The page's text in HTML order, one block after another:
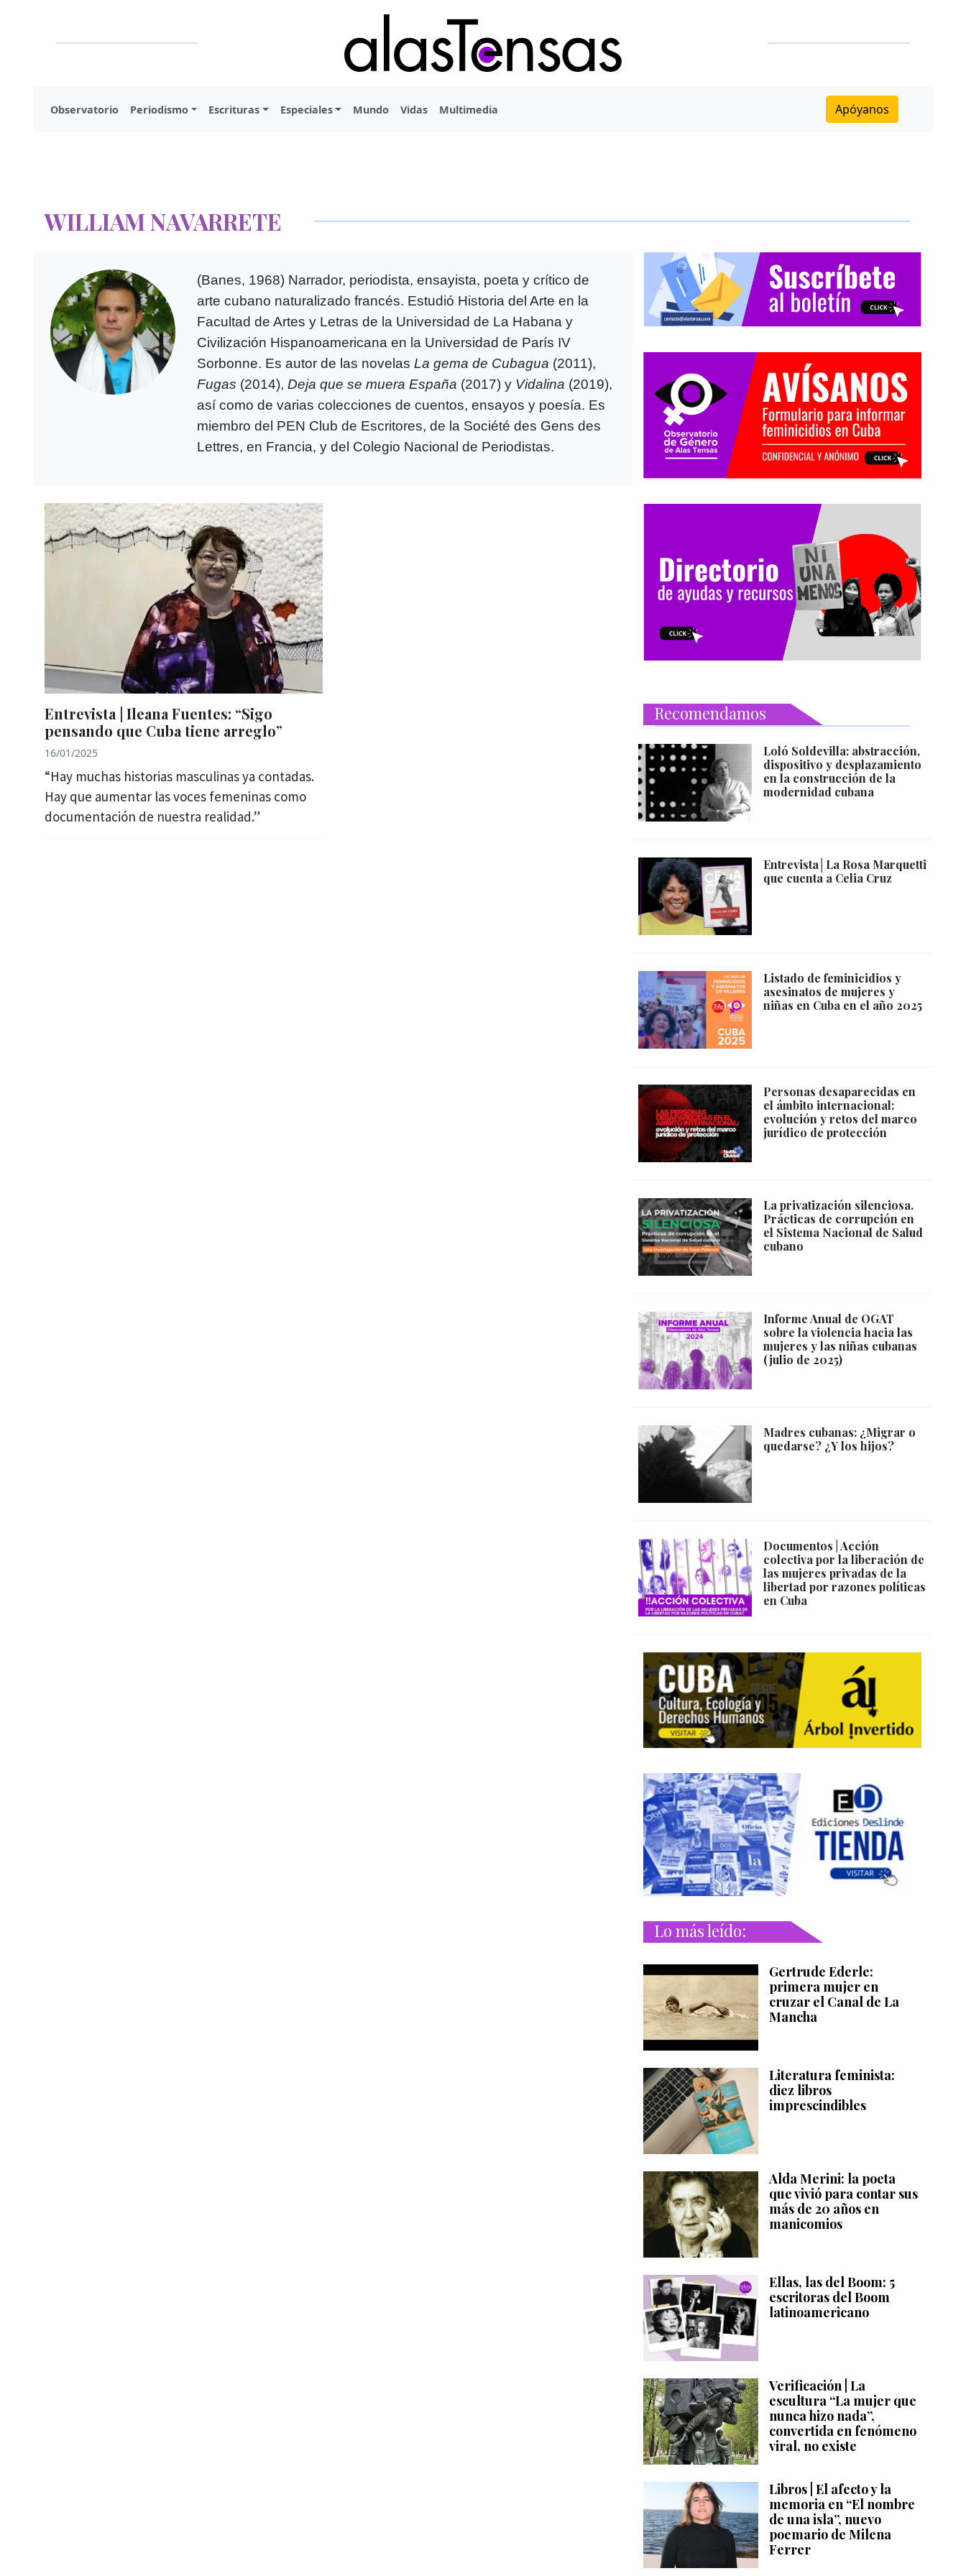
Observatorio Periodismo Escrituras Especiales Mundo Vidas Multimedia Apóyanos
WILLIAM NAVARRETE
(Banes, 1968) Narrador, periodista, ensayista, poeta y crítico de
arte cubano naturalizado francés. Estudió Historia del Arte en la
Facultad de Artes y Letras de la Universidad de La Habana y
Civilización Hispanoamericana en la Universidad de París IV
Sorbonne. Es autor de las novelasLa gema de Cubagua (2011),
Fugas (2014),Deja que se muera España (2017) y Vidalina (2019),
así como de varias colecciones de cuentos, ensayos y poesía. Es
miembro del PEN Club de Escritores, de la Société des Gens des
Lettres, en Francia, y del Colegio Nacional de Periodistas.
Entrevista | Ileana Fuentes: “Sigo
pensando que Cuba tiene arreglo”
16/01/2025
“Hay muchas historias masculinas ya contadas.
Hay que aumentar las voces femeninas como
documentación de nuestra realidad.”
Recomendamos
Loló Soldevilla: abstracción,
dispositivo y desplazamiento
en la construcción de la
modernidad cubana
Entrevista│La Rosa Marquetti
que cuenta a Celia Cruz
Listado de feminicidios y
asesinatos de mujeres y
niñas en Cuba en el año 2025
Personas desaparecidas en
el ámbito internacional:
evolución y retos del marco
jurídico de protección
La privatización silenciosa.
Prácticas de corrupción en
el Sistema Nacional de Salud
cubano
Informe Anual de OGAT
sobre la violencia hacia las
mujeres y las niñas cubanas
(julio de 2025)
Madres cubanas: ¿Migrar o
quedarse? ¿Y los hijos?
Documentos | Acción
colectiva por la liberación de
las mujeres privadas de la
libertad por razones políticas
en Cuba
Lo más leído:
Gertrude Ederle:
primera mujer en
cruzar el Canal de La
Mancha
Literatura feminista:
diez libros
imprescindibles
Alda Merini: la poeta
que vivió para contar sus
más de 20 años en
manicomios
Ellas, las del Boom: 5
escritoras del Boom
latinoamericano
Verificación | La
escultura “La mujer que
nunca hizo nada”,
convertida en fenómeno
viral, no existe
Libros | El afecto y la
memoria en “El nombre
de una isla”, nuevo
poemario de Milena
Ferrer